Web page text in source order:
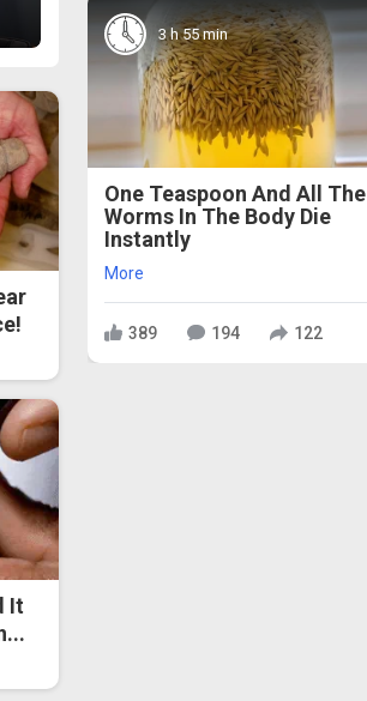
It
3 h 55 min
One Teaspoon And All The
Worms In The Body Die
Instantly
More
389 194 122